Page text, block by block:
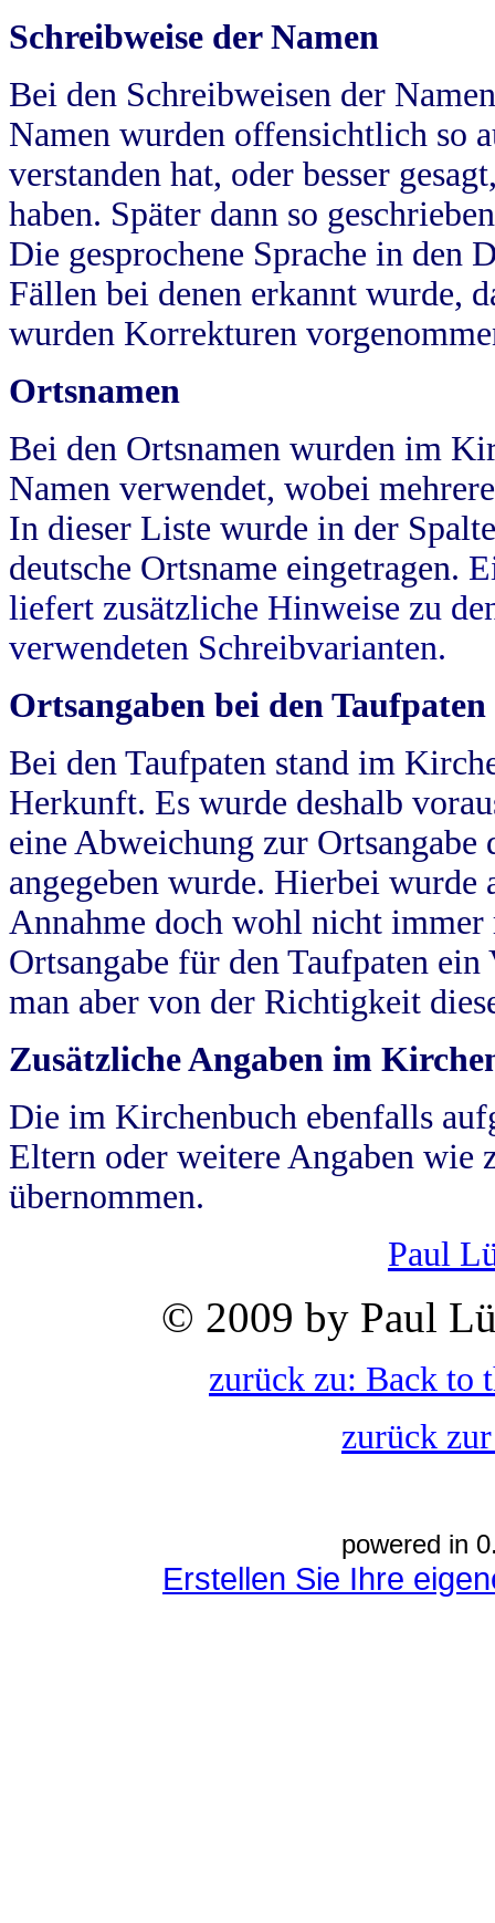
Schreibweise der Namen
Bei den Schreibweisen der
Namen wurden offensichtlich so
verstanden hat, oder besser
haben. Später dann so
Die gesprochene Sprache in
Fällen bei denen erkannt wurde,
wurden Korrekturen
Ortsnamen
Bei den Ortsnamen wurden im
Namen verwendet, wobei
In dieser Liste wurde in der
deutsche Ortsname eingetragen.
liefert zusätzliche Hinweise zu
verwendeten Schreibvarianten.
Ortsangaben bei den Taufpaten
Bei den Taufpaten stand im
Herkunft. Es wurde deshalb
eine Abweichung zur
angegeben wurde. Hierbei wurde
Annahme doch wohl nicht
Ortsangabe für den Taufpaten
man aber von der Richtigkeit
Zusätzliche Angaben im
Die im Kirchenbuch ebenfalls
Eltern oder weitere Angaben wie
übernommen.
Paul
© 2009 by Paul
zurück zu: Back to
zurück
powered in
Erstellen Sie Ihre